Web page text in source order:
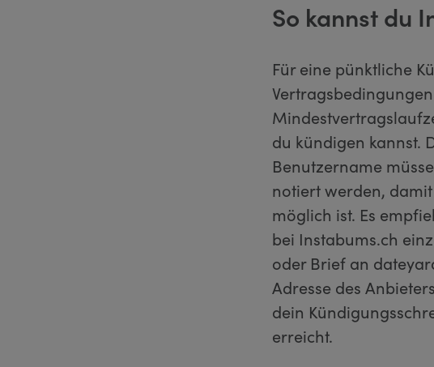
So kannst du
Für eine pünktliche
du kündigen kannst.
Benutzername
notiert werden,
möglich ist. Es
bei Instabums.ch
oder Brief an
Adresse des
dein
erreicht.